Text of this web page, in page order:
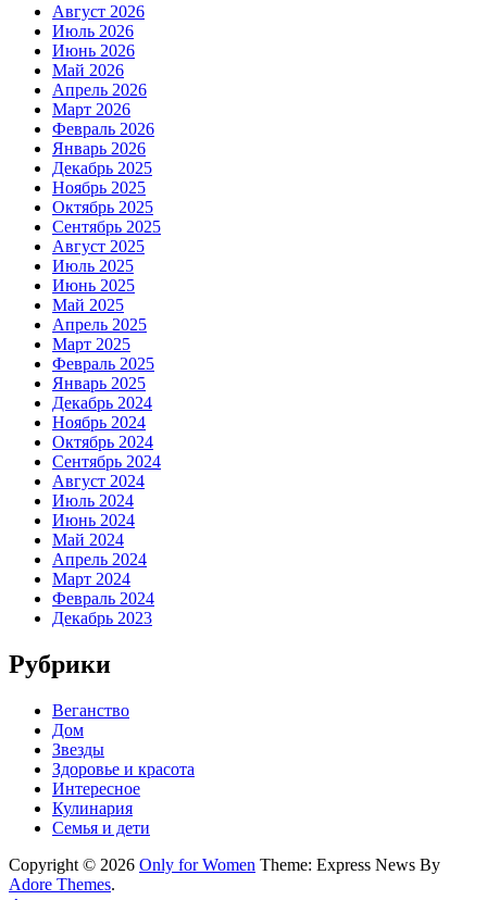
Август 2026
Июль 2026
Июнь 2026
Май 2026
Апрель 2026
Март 2026
Февраль 2026
Январь 2026
Декабрь 2025
Ноябрь 2025
Октябрь 2025
Сентябрь 2025
Август 2025
Июль 2025
Июнь 2025
Май 2025
Апрель 2025
Март 2025
Февраль 2025
Январь 2025
Декабрь 2024
Ноябрь 2024
Октябрь 2024
Сентябрь 2024
Август 2024
Июль 2024
Июнь 2024
Май 2024
Апрель 2024
Март 2024
Февраль 2024
Декабрь 2023
Рубрики
Веганство
Дом
Звезды
Здоровье и красота
Интересное
Кулинария
Семья и дети
Copyright © 2026 Only for Women Theme: Express News By
Adore Themes.